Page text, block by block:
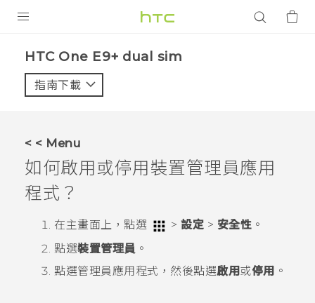
VIVE
VIVERSE
應用程式
支援服務
HTC One E9+ dual sim‎
指南下載
< < Menu
如何啟用或停用裝置管理員應用
程式？
在主畫面上，點選 > 設定 > 安全性 。
點選裝置管理員 。
點選管理員應用程式，然後點選啟用 或停用 。